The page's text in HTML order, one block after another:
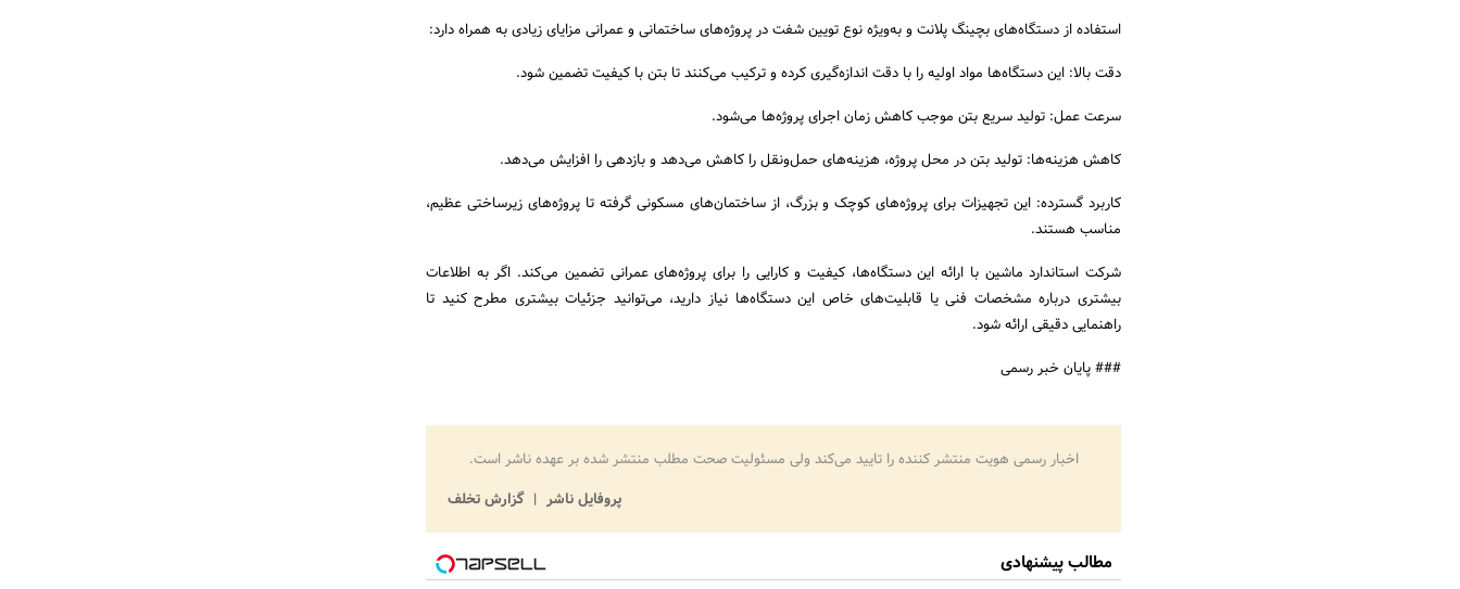
استفاده از دستگاه‌های بچینگ پلانت و به‌ویژه نوع تویین شفت در پروژه‌های ساختمانی و عمرانی مزایای زیادی به همراه دارد:
دقت بالا: این دستگاه‌ها مواد اولیه را با دقت اندازه‌گیری کرده و ترکیب می‌کنند تا بتن با کیفیت تضمین شود.
سرعت عمل: تولید سریع بتن موجب کاهش زمان اجرای پروژه‌ها می‌شود.
کاهش هزینه‌ها: تولید بتن در محل پروژه، هزینه‌های حمل‌ونقل را کاهش می‌دهد و بازدهی را افزایش می‌دهد.
کاربرد گسترده: این تجهیزات برای پروژه‌های کوچک و بزرگ، از ساختمان‌های مسکونی گرفته تا پروژه‌های زیرساختی عظیم،
مناسب هستند.
شرکت استاندارد ماشین با ارائه این دستگاه‌ها، کیفیت و کارایی را برای پروژه‌های عمرانی تضمین می‌کند. اگر به اطلاعات
بیشتری درباره مشخصات فنی یا قابلیت‌های خاص این دستگاه‌ها نیاز دارید، می‌توانید جزئیات بیشتری مطرح کنید تا
راهنمایی دقیقی ارائه شود.
### پایان خبر رسمی
اخبار رسمی هویت منتشر کننده را تایید می‌کند ولی مسئولیت صحت مطلب منتشر شده بر عهده ناشر است.
پروفایل ناشر
گزارش تخلف
مطالب پیشنهادی